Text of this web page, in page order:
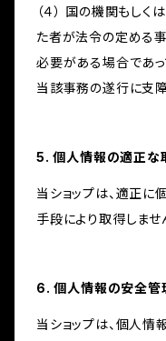
（４） 国の機関もし
た者が法令の定める
必要がある場合であっ
当該事務の遂行に支
5. 個人情報の適正な
当ショップは、適正に
手段により取得しませ
6. 個人情報の安全管
当ショップは、個人情